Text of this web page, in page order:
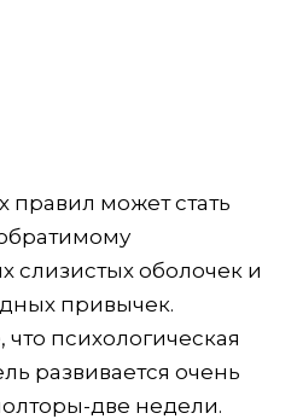
правил может стать
оболочек и
привычек.
психологическая
развивается очень
две недели.